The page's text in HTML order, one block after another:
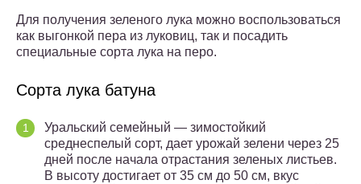
Для получения зеленого лука можно воспользоваться
как выгонкой пера из луковиц, так и посадить
специальные сорта лука на перо.
Сорта лука батуна
Уральский семейный — зимостойкий
среднеспелый сорт, дает урожай зелени через 25
дней после начала отрастания зеленых листьев.
В высоту достигает от 35 см до 50 см, вкус